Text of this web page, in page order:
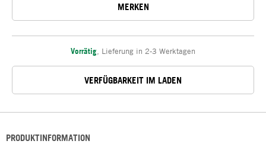
MERKEN
Vorrätig Lieferung in 2-3 Werktagen
VERFÜGBARKEIT IM LADEN
PRODUKTINFORMATION